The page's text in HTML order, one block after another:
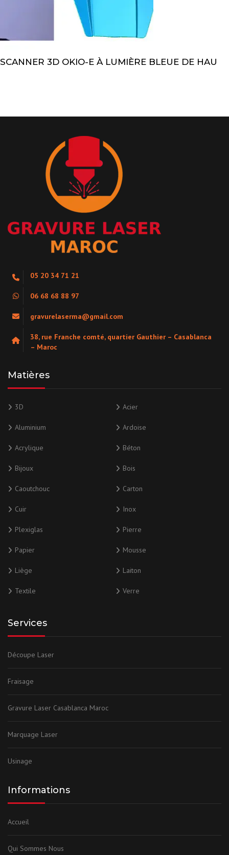
SCANNER 3D OKIO-E À LUMIÈRE BLEUE DE HAU
05 20 34 71 21
06 68 68 88 97
gravurelaserma@gmail.com
38, rue Franche comté, quartier Gauthier – Casablanca
– Maroc
Matières
3D Acier
Aluminium Ardoise
Acrylique Béton
Bijoux Bois
Caoutchouc Carton
Cuir Inox
Plexiglas Pierre
Papier Mousse
Liège Laiton
Textile Verre
Services
Découpe Laser
Fraisage
Gravure Laser Casablanca Maroc
Marquage Laser
Usinage
Informations
Accueil
Qui Sommes Nous